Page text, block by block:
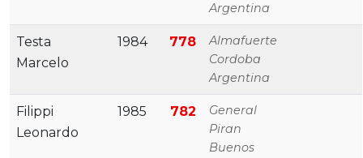
Argentina
Testa
Marcelo
1984 778
Almafuerte
Cordoba
Argentina
Filippi
Leonardo
1985 782
General
Piran
Buenos